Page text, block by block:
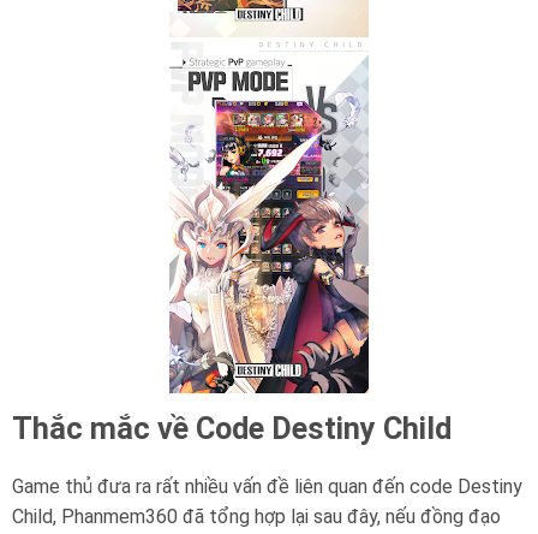
Thắc mắc về Code Destiny Child
Game thủ đưa ra rất nhiều vấn đề liên quan đến code Destiny
Child, Phanmem360 đã tổng hợp lại sau đây, nếu đồng đạo